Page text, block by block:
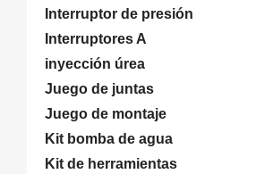
Interruptor de presión
Interruptores A
inyección úrea
Juego de juntas
Juego de montaje
Kit bomba de agua
Kit de herramientas